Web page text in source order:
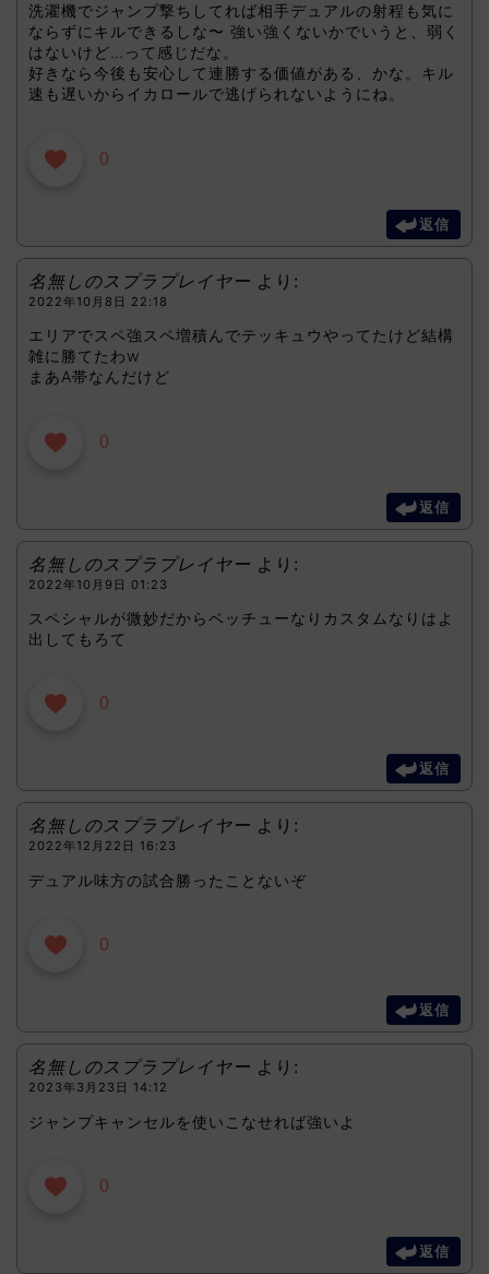
洗濯機でジャンプ撃ちしてれば相手デュアルの射程も気に
ならずにキルできるしな〜 強い強くないかでいうと、弱く
はないけど…って感じだな。
好きなら今後も安心して連勝する価値がある、かな。キル
速も遅いからイカロールで逃げられないようにね。
0
返信
名無しのスプラプレイヤー より:
2022年10月8日 22:18
エリアでスペ強スペ増積んでテッキュウやってたけど結構
雑に勝てたわw
まあA帯なんだけど
0
返信
名無しのスプラプレイヤー より:
2022年10月9日 01:23
スペシャルが微妙だからベッチューなりカスタムなりはよ
出してもろて
0
返信
名無しのスプラプレイヤー より:
2022年12月22日 16:23
デュアル味方の試合勝ったことないぞ
0
返信
名無しのスプラプレイヤー より:
2023年3月23日 14:12
ジャンプキャンセルを使いこなせれば強いよ
0
返信